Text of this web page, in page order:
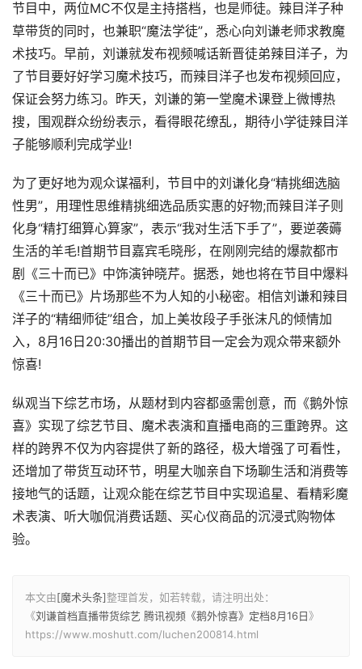
节目中，两位MC不仅是主持搭档，也是师徒。辣目洋子种
草带货的同时，也兼职“魔法学徒”，悉心向刘谦老师求教魔
术技巧。早前，刘谦就发布视频喊话新晋徒弟辣目洋子，为
了节目要好好学习魔术技巧，而辣目洋子也发布视频回应，
保证会努力练习。昨天，刘谦的第一堂魔术课登上微博热
搜，围观群众纷纷表示，看得眼花缭乱，期待小学徒辣目洋
子能够顺利完成学业!
为了更好地为观众谋福利，节目中的刘谦化身“精挑细选脑
性男”，用理性思维精挑细选品质实惠的好物;而辣目洋子则
化身“精打细算心算家”，表示“我对生活下手了”，要逆袭薅
生活的羊毛!首期节目嘉宾毛晓彤，在刚刚完结的爆款都市
剧《三十而已》中饰演钟晓芹。据悉，她也将在节目中爆料
《三十而已》片场那些不为人知的小秘密。相信刘谦和辣目
洋子的“精细师徒”组合，加上美妆段子手张沫凡的倾情加
入，8月16日20:30播出的首期节目一定会为观众带来额外
惊喜!
纵观当下综艺市场，从题材到内容都亟需创意，而《鹅外惊
喜》实现了综艺节目、魔术表演和直播电商的三重跨界。这
样的跨界不仅为内容提供了新的路径，极大增强了可看性，
还增加了带货互动环节，明星大咖亲自下场聊生活和消费等
接地气的话题，让观众能在综艺节目中实现追星、看精彩魔
术表演、听大咖侃消费话题、买心仪商品的沉浸式购物体
验。
本文由[魔术头条]整理首发，如若转载，请注明出处：
《刘谦首档直播带货综艺 腾讯视频《鹅外惊喜》定档8月16日》
https://www.moshutt.com/luchen200814.html